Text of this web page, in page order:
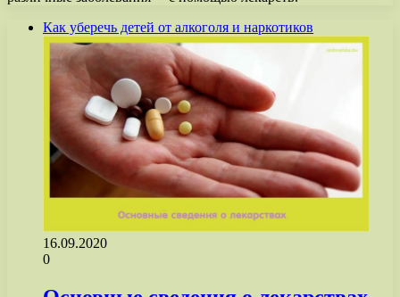
Как уберечь детей от алкоголя и наркотиков
16.09.2020
0